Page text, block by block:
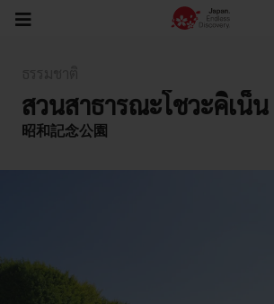
สวนสาธารณะโชวะคิเน็น
昭和記念公園